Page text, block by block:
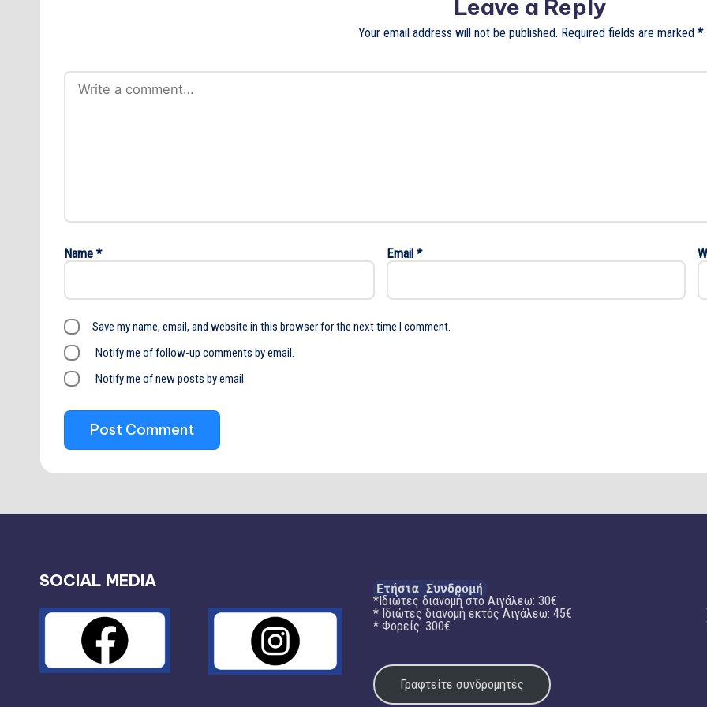
Leave a Reply
Your email address will not be published. Required fields are marked *
Name * Email *
Save my name, email, and website in this browser for the next time I comment.
Notify me of follow-up comments by email.
Notify me of new posts by email.
SOCIAL MEDIA Ετήσια Συνδρομή
*Ιδιώτες διανομή στο Αιγάλεω: 30€
* Ιδιώτες διανομή εκτός Αιγάλεω: 45€
* Φορείς: 300€
Γραφτείτε συνδρομητές